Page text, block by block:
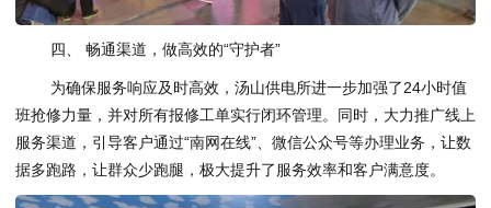
四、 畅通渠道，做高效的“守护者”
为确保服务响应及时高效，汤山供电所进一步加强了24小时值
班抢修力量，并对所有报修工单实行闭环管理。同时，大力推广线上
服务渠道，引导客户通过“南网在线”、微信公众号等办理业务，让数
据多跑路，让群众少跑腿，极大提升了服务效率和客户满意度。